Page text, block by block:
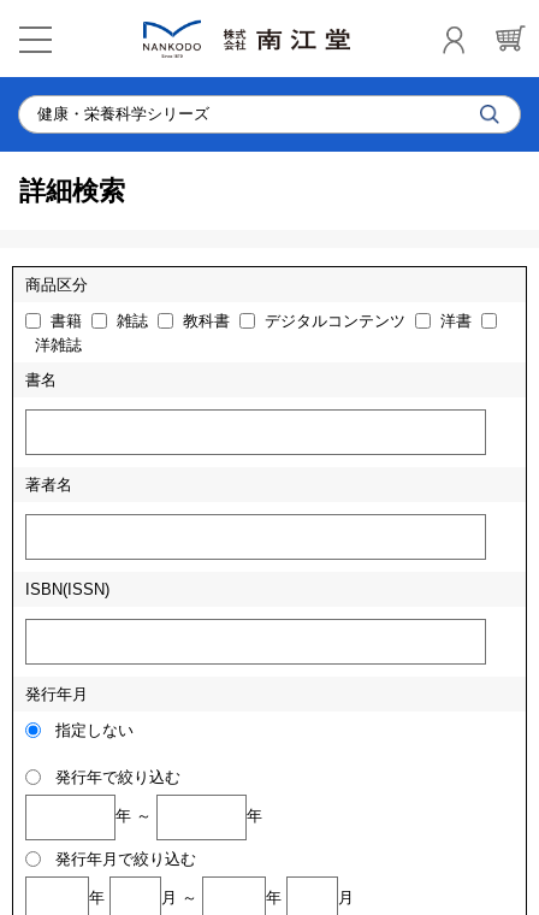
詳細検索
商品区分
書籍 雑誌 教科書 デジタルコンテンツ
洋書
洋雑誌
書名
著者名
ISBN(ISSN)
発行年月
指定しない
発行年で絞り込む
年 ～ 年
発行年月で絞り込む
年 月 ～ 年 月